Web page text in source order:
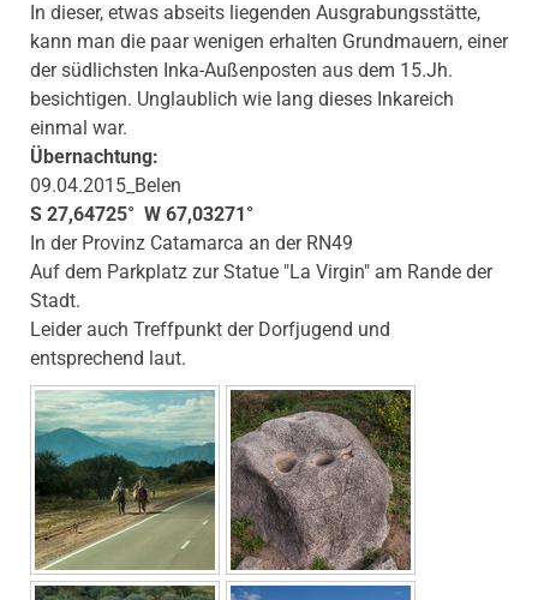
In dieser, etwas abseits liegenden Ausgrabungsstätte,
kann man die paar wenigen erhalten Grundmauern, einer
der südlichsten Inka-Außenposten aus dem 15.Jh.
besichtigen. Unglaublich wie lang dieses Inkareich
einmal war.
Übernachtung:
09.04.2015_Belen
S 27,64725° W 67,03271°
In der Provinz Catamarca an der RN49
Auf dem Parkplatz zur Statue "La Virgin" am Rande der
Stadt.
Leider auch Treffpunkt der Dorfjugend und
entsprechend laut.